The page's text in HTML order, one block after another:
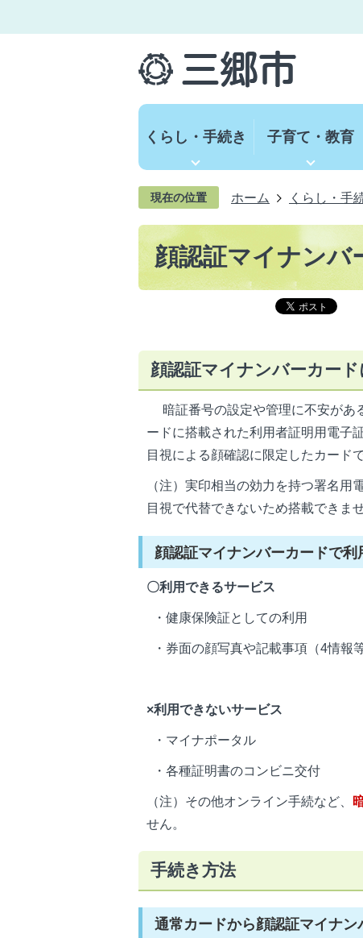
くらし・手続き 子育て・教育
現在の位置 ホーム くらし・手
顔認証マイナンバ
顔認証マイナンバーカー
暗証番号の設定や管理に不安があ
ードに搭載された利用者証明用電子
目視による顔確認に限定したカードで
（注）実印相当の効力を持つ署名
目視で代替できないため搭載できませ
顔認証マイナンバーカードで
〇利用できるサービス
・健康保険証としての利用
・券面の顔写真や記載事項（4情報
×利用できないサービス
・マイナポータル
・各種証明書のコンビニ交付
（注）その他オンライン手続など、
せん。
手続き方法
通常カードから顔認証マイナ